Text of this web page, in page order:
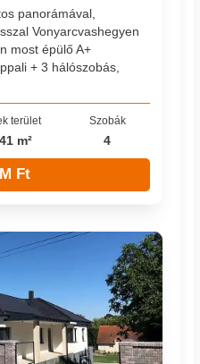
panorámával,
Vonyarcvashegyen
most épülő A+
+ 3 hálószobás,
terület
m²
Szobák
4
Ft